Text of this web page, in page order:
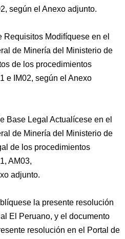
según el Anexo adjunto.
Requisitos Modifíquese en el
de Minería del Ministerio de
de los procedimientos
e IM02, según el Anexo
Base Legal Actualícese en el
de Minería del Ministerio de
de los procedimientos
AM03,
adjunto.
la presente resolución
El Peruano, y el documento
resolución en el Portal de